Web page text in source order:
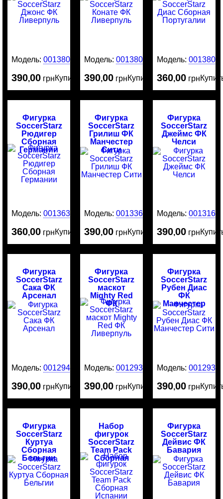
Модель:0013808
390,00 грнКупить
Модель:0013805
390,00 грнКупить
Модель: 0013801
360,00 грн
Фигурка
SoccerStarz
Рюдигер
Сборная
Германии
Модель:0013635
360,00 грнКупить
Фигурка
SoccerStarz
Грилиш ФК
Манчестер
Сити
Модель:0013369
390,00 грнКупить
Фигурка
SoccerStarz
Джеймс ФК
Челси
Модель: 0013161
390,00 грн
Фигурка
SoccerStarz
Сака ФК
Арсенал
Модель:0012942
390,00 грнКупить
Фигурка
SoccerStarz
маскот
Mighty Red
ФК
Ливерпуль
Модель:0012938
390,00 грнКупить
Фигурка
SoccerStarz
Рубен Диас
ФК
Манчестер
Сити
Модель: 0012937
390,00 грн
Фигурка
SoccerStarz
Куртуа
Сборная
Бельгии
Набор
фигурок
SoccerStarz
Team Pack
Сборная
Испании
Фигурка
SoccerStarz
Дейвис ФК
Бавария